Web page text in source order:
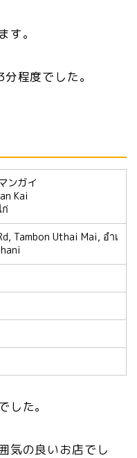
す。
程度でした。
ンガイ
Kai
Tambon Uthai Mai, อำเ
した。
気の良いお店でし